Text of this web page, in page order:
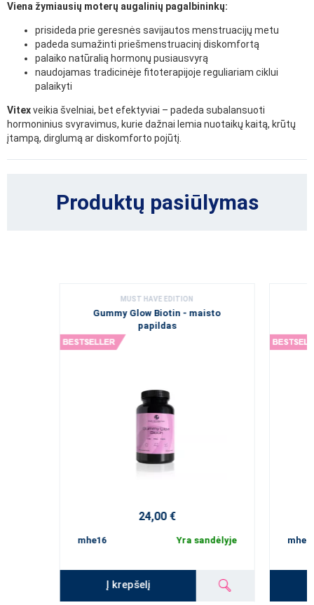
Viena žymiausių moterų augalinių pagalbininkų:
prisideda prie geresnės savijautos menstruacijų metu
padeda sumažinti priešmenstruacinį diskomfortą
palaiko natūralią hormonų pusiausvyrą
naudojamas tradicinėje fitoterapijoje reguliariam ciklui
palaikyti
Vitexveikia švelniai, bet efektyviai – padeda subalansuoti
hormoninius svyravimus, kurie dažnai lemia nuotaikų kaitą, krūtų
įtampą, dirglumą ar diskomforto pojūtį.
Produktų pasiūlymas
MUST HAVE EDITION
Gummy Glow Biotin - maisto
papildas
24,00 €
mhe16 Yra sandėlyje
Į krepšelį